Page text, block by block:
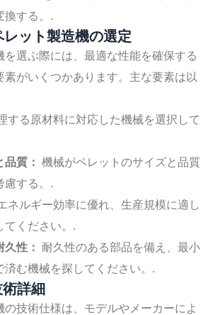
換する。.
ット製造機の選定
を選ぶ際には、最適な性能を確保する
素がいくつかあります。主な要素は以
する原材料に対応した機械を選択して
質： 機械がペレットのサイズと品質
慮する。.
ネルギー効率に優れ、生産規模に適し
てください。.
性：
耐久性のある部品を備え、最小
済む機械を探してください。.
詳細
の技術仕様は、モデルやメーカーによ